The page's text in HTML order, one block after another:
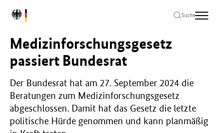
Hauptinhalt
springen
Hauptnavigation
springen
Seitenende
springen
L
o
u
d
e
s
i
Suche
Medizinforschungsgesetz
passiert Bundesrat
Der Bundesrat hat am 27. September 2024 die
Beratungen zum Medizinforschungsgesetz
abgeschlossen. Damit hat das Gesetz die letzte
politische Hürde genommen und kann planmäßig